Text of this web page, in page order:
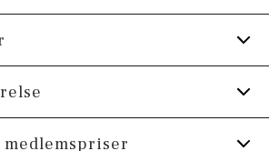
på siden, hvoraf den ene
der giver ekstra